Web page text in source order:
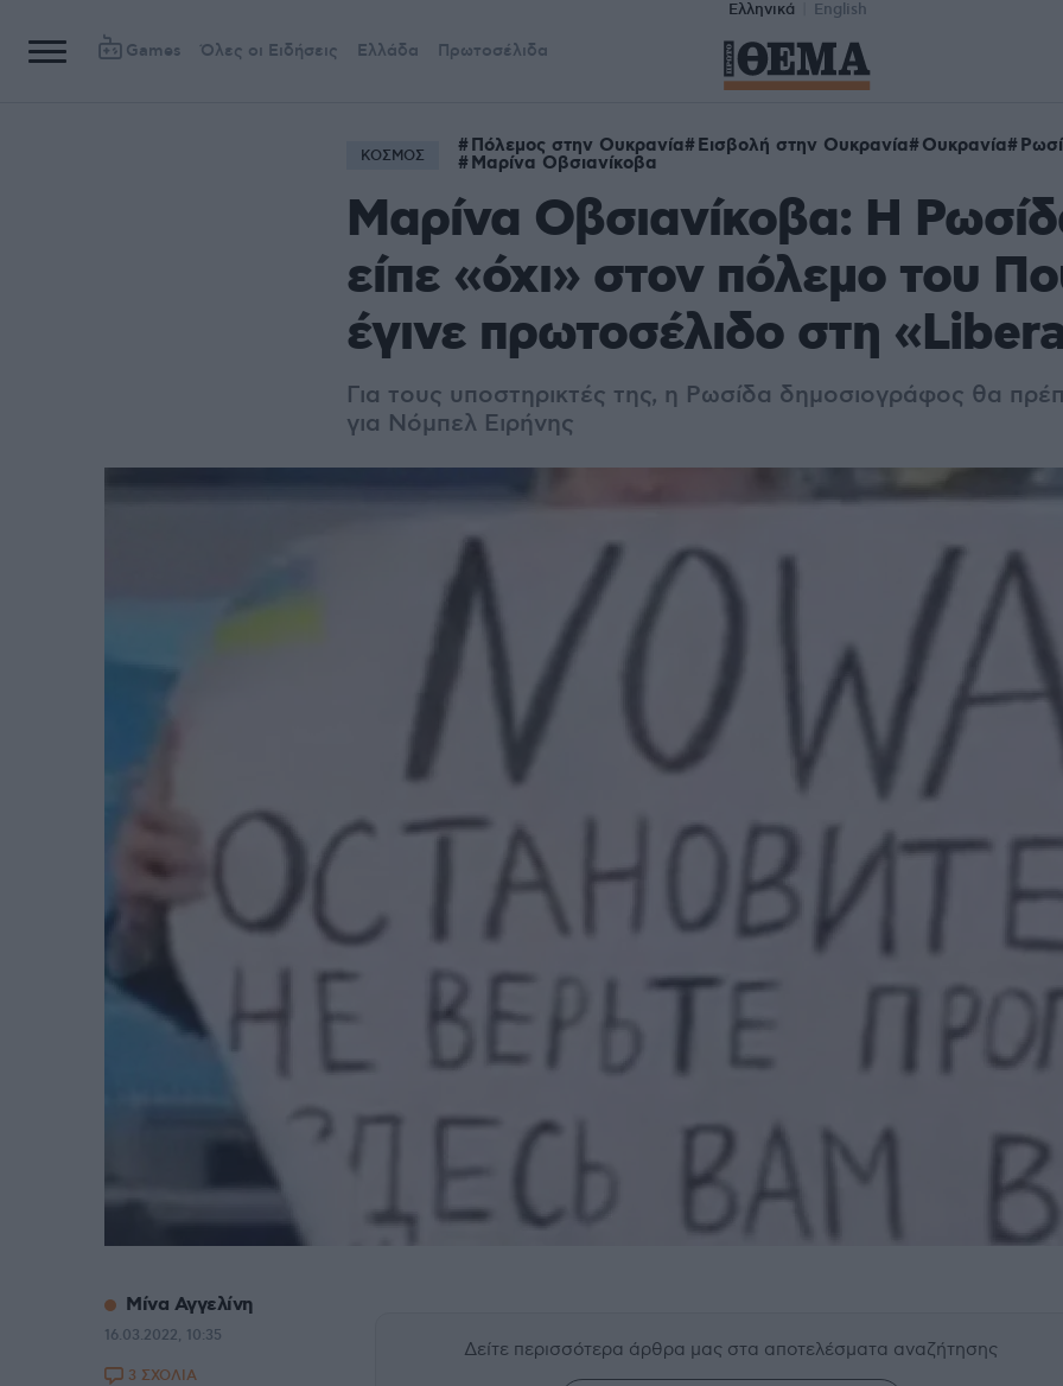
Ελληνικά English
Games Όλες οι Ειδήσεις Ελλάδα Πρωτοσέλιδα
ΚΟΣΜΟΣ Πόλεμος στην Ουκρανία Εισβολή στην Ουκρανία Ουκρανία
Μαρίνα Οβσιανίκοβα
Μαρίνα Οβσιανίκοβα: H
είπε «όχι» στον πόλεμο του
έγινε πρωτοσέλιδο στη
Για τους υποστηρικτές της, η Ρωσίδα δημοσιογράφος θα
για Νόμπελ Ειρήνης
Δείτε περισσότερα άρθρα μας στα αποτελέσματα αναζήτησης
Μίνα Αγγελίνη
16.03.2022, 10:35
3 ΣΧΟΛΙΑ